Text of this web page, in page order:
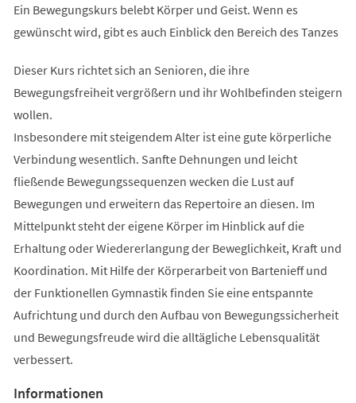
Ein Bewegungskurs belebt Körper und Geist. Wenn es
gewünscht wird, gibt es auch Einblick den Bereich des Tanzes
Dieser Kurs richtet sich an Senioren, die ihre
Bewegungsfreiheit vergrößern und ihr Wohlbefinden steigern
wollen.
Insbesondere mit steigendem Alter ist eine gute körperliche
Verbindung wesentlich. Sanfte Dehnungen und leicht
fließende Bewegungssequenzen wecken die Lust auf
Bewegungen und erweitern das Repertoire an diesen. Im
Mittelpunkt steht der eigene Körper im Hinblick auf die
Erhaltung oder Wiedererlangung der Beweglichkeit, Kraft und
Koordination. Mit Hilfe der Körperarbeit von Bartenieff und
der Funktionellen Gymnastik finden Sie eine entspannte
Aufrichtung und durch den Aufbau von Bewegungssicherheit
und Bewegungsfreude wird die alltägliche Lebensqualität
verbessert.
Informationen